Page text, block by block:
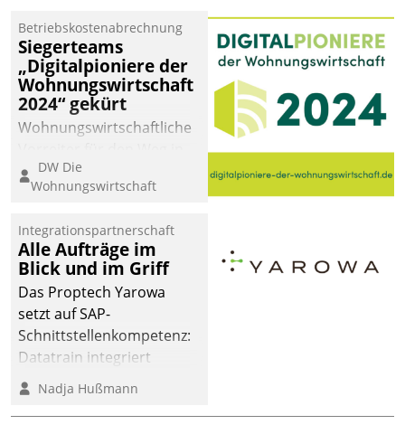
Betriebskostenabrechnung
Siegerteams
„Digitalpioniere der
Wohnungswirtschaft
2024“ gekürt
Wohnungswirtschaftliche
eine digitale Zukunft zu
finden, ist das Ziel des
der
Wohnungswirtschaft“.
Bewerben können sich
dafür ein Team
bestehend aus
Wohnungsunternehmen
und PropTech.
DW Die
Wohnungswirtschaft
Integrationspartnerschaft
Alle Aufträge im
Blick und im Griff
Das Proptech Yarowa
setzt auf SAP-
Schnittstellenkompetenz:
Datatrain integriert
Yarowas Portal zur
Vergabe und Verwaltung
von Aufträgen der
Nadja Hußmann